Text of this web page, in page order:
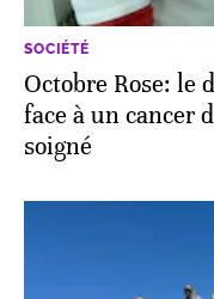
SOCIÉTÉ
Octobre Rose: le
face à un cancer
soigné